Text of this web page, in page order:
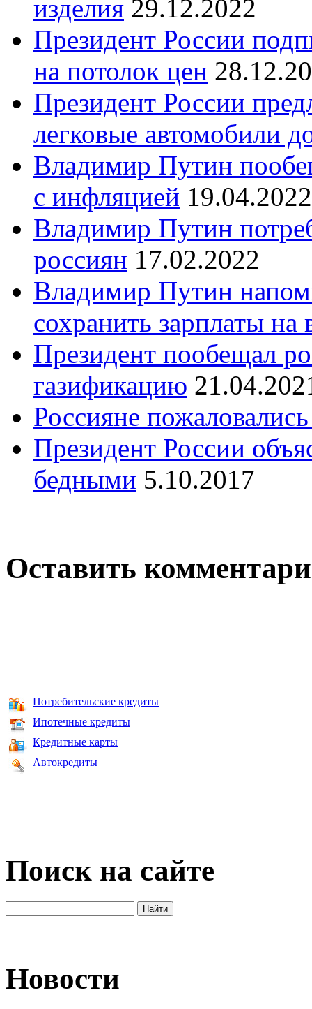
изделия 29.12.2022
Президент России
на потолок цен
Президент России
легковые автомобили
Владимир Путин
с инфляцией 19.04.2022
Владимир Путин
россиян 17.02.2022
Владимир Путин
сохранить зарплаты на
Президент пообещал
газификацию
Россияне
Президент России
бедными 5.10.2017
Оставить
Потребительские кредиты
Ипотечные кредиты
Кредитные карты
Автокредиты
Поиск на сайте
Новости